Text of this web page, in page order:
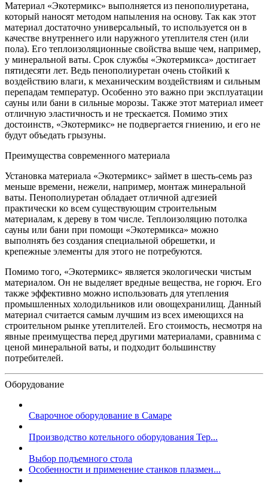
Материал «Экотермикс» выполняется из пенополиуретана,
который наносят методом напыления на основу. Так как этот
материал достаточно универсальный, то используется он в
качестве внутреннего или наружного утеплителя стен (или
пола). Его теплоизоляционные свойства выше чем, например,
у минеральной ваты. Срок службы «Экотермикса» достигает
пятидесяти лет. Ведь пенополиуретан очень стойкий к
воздействию влаги, к механическим воздействиям и сильным
перепадам температур. Особенно это важно при эксплуатации
сауны или бани в сильные морозы. Также этот материал имеет
отличную эластичность и не трескается. Помимо этих
достоинств, «Экотермикс» не подвергается гниению, и его не
будут объедать грызуны.
Преимущества современного материала
Установка материала «Экотермикс» займет в шесть-семь раз
меньше времени, нежели, например, монтаж минеральной
ваты. Пенополиуретан обладает отличной адгезией
практически ко всем существующим строительным
материалам, к дереву в том числе. Теплоизоляцию потолка
сауны или бани при помощи «Экотермикса» можно
выполнять без создания специальной обрешетки, и
крепежные элементы для этого не потребуются.
Помимо того, «Экотермикс» является экологически чистым
материалом. Он не выделяет вредные вещества, не горюч. Его
также эффективно можно использовать для утепления
промышленных холодильников или овощехранилищ. Данный
материал считается самым лучшим из всех имеющихся на
строительном рынке утеплителей. Его стоимость, несмотря на
явные преимущества перед другими материалами, сравнима с
ценой минеральной ваты, и подходит большинству
потребителей.
Оборудование
Сварочное оборудование в Самаре
Производство котельного оборудования Тер...
Выбор подъемного стола
Особенности и применение станков плазмен...